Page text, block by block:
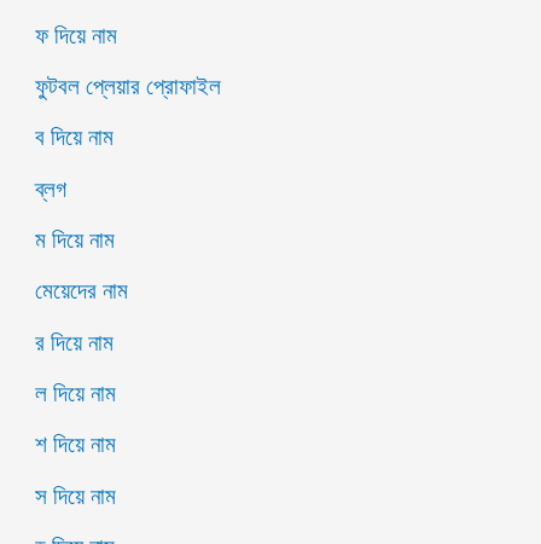
ফ দিয়ে নাম
ফুটবল প্লেয়ার প্রোফাইল
ব দিয়ে নাম
ব্লগ
ম দিয়ে নাম
মেয়েদের নাম
র দিয়ে নাম
ল দিয়ে নাম
শ দিয়ে নাম
স দিয়ে নাম